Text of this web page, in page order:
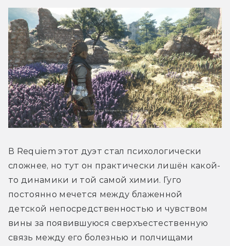
В Requiem этот дуэт стал психологически
сложнее, но тут он практически лишён какой-
то динамики и той самой химии. Гуго
постоянно мечется между блаженной
детской непосредственностью и чувством
вины за появившуюся сверхъестественную
связь между его болезнью и полчищами